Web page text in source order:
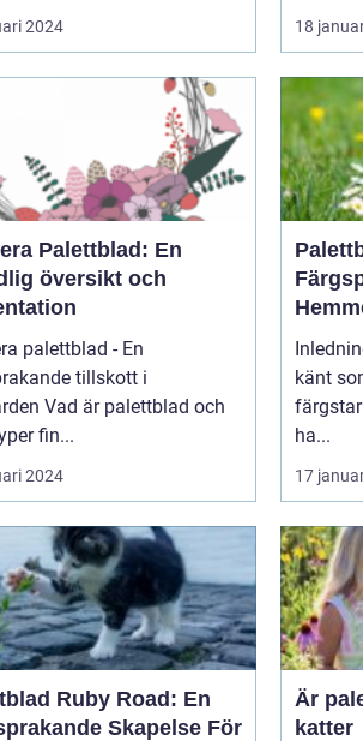
2024 18
Palettblad: En
översikt och
palettblad - En
tillskott i
och
fin...
2024
känt
ha...
17
Ruby Road: En
Skapelse För
Är
katter